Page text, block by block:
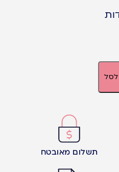
תשלום מאובטח